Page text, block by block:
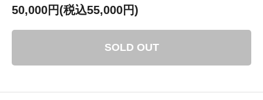
50,000円(税込55,000円)
SOLD OUT